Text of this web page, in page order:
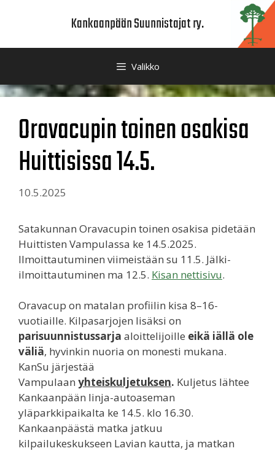
Kankaanpään Suunnistajat ry.
Valikko
Oravacupin toinen osakisa
Huittisissa 14.5.
10.5.2025
Satakunnan Oravacupin toinen osakisa pidetään
Huittisten Vampulassa ke 14.5.2025.
Ilmoittautuminen viimeistään su 11.5. Jälki-
ilmoittautuminen ma 12.5. Kisan nettisivu.
Oravacup on matalan profiilin kisa 8–16-
vuotiaille. Kilpasarjojen lisäksi on
parisuunnistussarja aloittelijoille eikä iällä ole
väliä, hyvinkin nuoria on monesti mukana.
KanSu järjestää
Vampulaan yhteiskuljetuksen. Kuljetus lähtee
Kankaanpään linja-autoaseman
yläparkkipaikalta ke 14.5. klo 16.30.
Kankaanpäästä matka jatkuu
kilpailukeskukseen Lavian kautta, ja matkan